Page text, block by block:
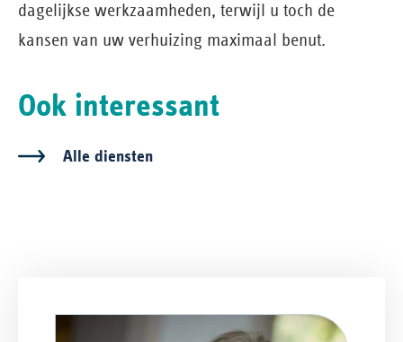
dagelijkse werkzaamheden, terwijl u toch de
kansen van uw verhuizing maximaal benut.
Ook interessant
Alle diensten